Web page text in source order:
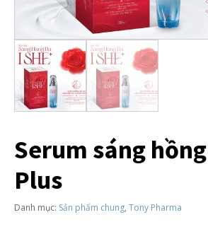
Serum sáng
Plus
Danh mục: Sản phẩm chung, Tony Pharma